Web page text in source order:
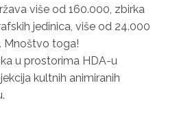
više od 160.000, zbirka
jedinica, više od 24.000
Mnoštvo toga!
u prostorima HDA-u
kultnih animiranih